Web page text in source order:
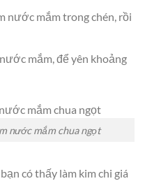
nước mắm trong chén, rồi
mắm, để yên khoảng
nước mắm chua ngọt
có thấy làm kim chi giá